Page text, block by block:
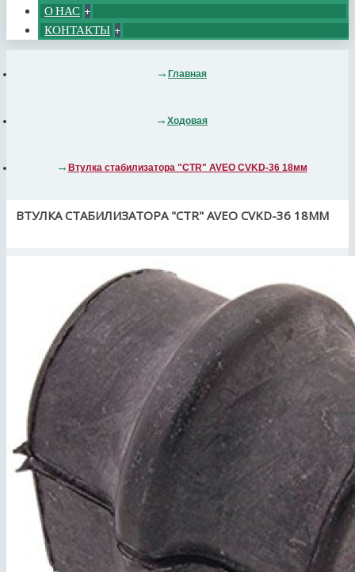
О НАС +
КОНТАКТЫ +
Главная
Ходовая
Втулка стабилизатора "CTR" AVEO CVKD-36 18мм
ВТУЛКА СТАБИЛИЗАТОРА "CTR" AVEO CVKD-36 18ММ